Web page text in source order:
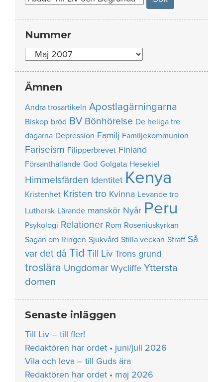
Nummer
Nummer
Ämnen
Andra trosartikeln Apostlagärningarna
Biskop bröd BV Bönhörelse De heliga tre
dagarna Depression Familj Familjekommunion
Fariseism Filipperbrevet Finland
Försanthållande God Golgata Hesekiel
Himmelsfärden Identitet Kenya
Kristenhet Kristen tro Kvinna Levande tro
Luthersk Lärande manskör Nyår Peru
Psykologi Relationer Rom Roseniuskyrkan
Sagan om Ringen Sjukvård Stilla veckan Straff Så
var det då Tid Till Liv Trons grund
troslära Ungdomar Wycliffe Yttersta
domen
Senaste inläggen
Till Liv – till fler!
Redaktören har ordet • juni/juli 2026
Vila och leva – till Guds ära
Redaktören har ordet • maj 2026